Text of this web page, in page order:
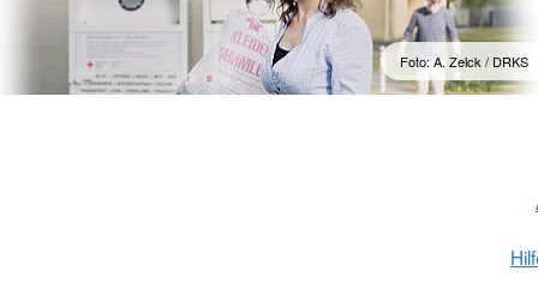
Foto: A. Zelck / DRKS